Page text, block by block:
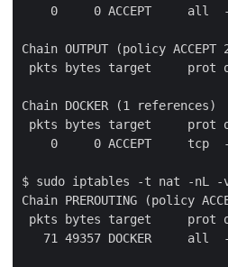
0     0 ACCEPT     all
Chain OUTPUT (policy
pkts bytes target
Chain DOCKER (1 references)
pkts bytes target
0     0 ACCEPT     tcp
$ sudo iptables -t nat -nL -
Chain PREROUTING (policy
pkts bytes target
71 49357 DOCKER     all